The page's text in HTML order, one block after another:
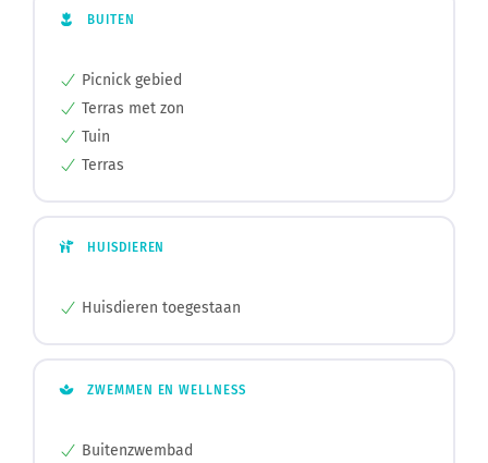
BUITEN
Picnick gebied
Terras met zon
Tuin
Terras
HUISDIEREN
Huisdieren toegestaan
ZWEMMEN EN WELLNESS
Buitenzwembad